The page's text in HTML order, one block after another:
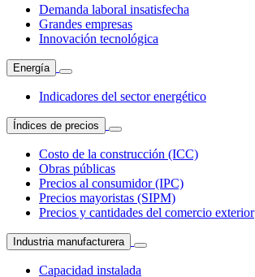
Demanda laboral insatisfecha
Grandes empresas
Innovación tecnológica
Energía
Indicadores del sector energético
Índices de precios
Costo de la construcción (ICC)
Obras públicas
Precios al consumidor (IPC)
Precios mayoristas (SIPM)
Precios y cantidades del comercio exterior
Industria manufacturera
Capacidad instalada